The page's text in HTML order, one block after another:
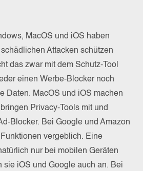
MacOS und iOS haben
Attacken schützen
das zwar mit dem Schutz-Tool
einen Werbe-Blocker noch
Daten. MacOS und iOS machen
Privacy-Tools mit und
Blocker. Bei Google und Amazon
vergeblich. Eine
nur bei mobilen Geräten
sie iOS und Google auch an. Bei